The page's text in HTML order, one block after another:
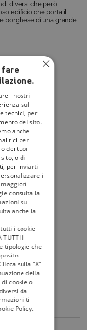
diversi che però
edificio che porta il
borghese di una grande
+
i nostri
sul
tecnici, per
del sito.
anche
per
dei tuoi
o di
per inviarti
i
consulta la
su
anche la
i cookie
TUTTI I
tipologie che
sulla "X"
della
di cookie o
da
ti
Policy.